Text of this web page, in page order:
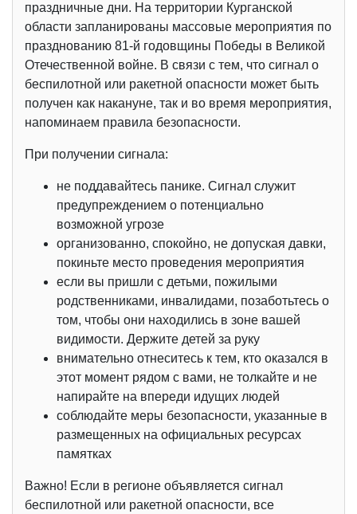
праздничные дни. На территории Курганской
области запланированы массовые мероприятия по
празднованию 81-й годовщины Победы в Великой
Отечественной войне. В связи с тем, что сигнал о
беспилотной или ракетной опасности может быть
получен как накануне, так и во время мероприятия,
напоминаем правила безопасности.
При получении сигнала:
не поддавайтесь панике. Сигнал служит
предупреждением о потенциально
возможной угрозе
организованно, спокойно, не допуская давки,
покиньте место проведения мероприятия
если вы пришли с детьми, пожилыми
родственниками, инвалидами, позаботьтесь о
том, чтобы они находились в зоне вашей
видимости. Держите детей за руку
внимательно отнеситесь к тем, кто оказался в
этот момент рядом с вами, не толкайте и не
напирайте на впереди идущих людей
соблюдайте меры безопасности, указанные в
размещенных на официальных ресурсах
памятках
Важно! Если в регионе объявляется сигнал
беспилотной или ракетной опасности, все